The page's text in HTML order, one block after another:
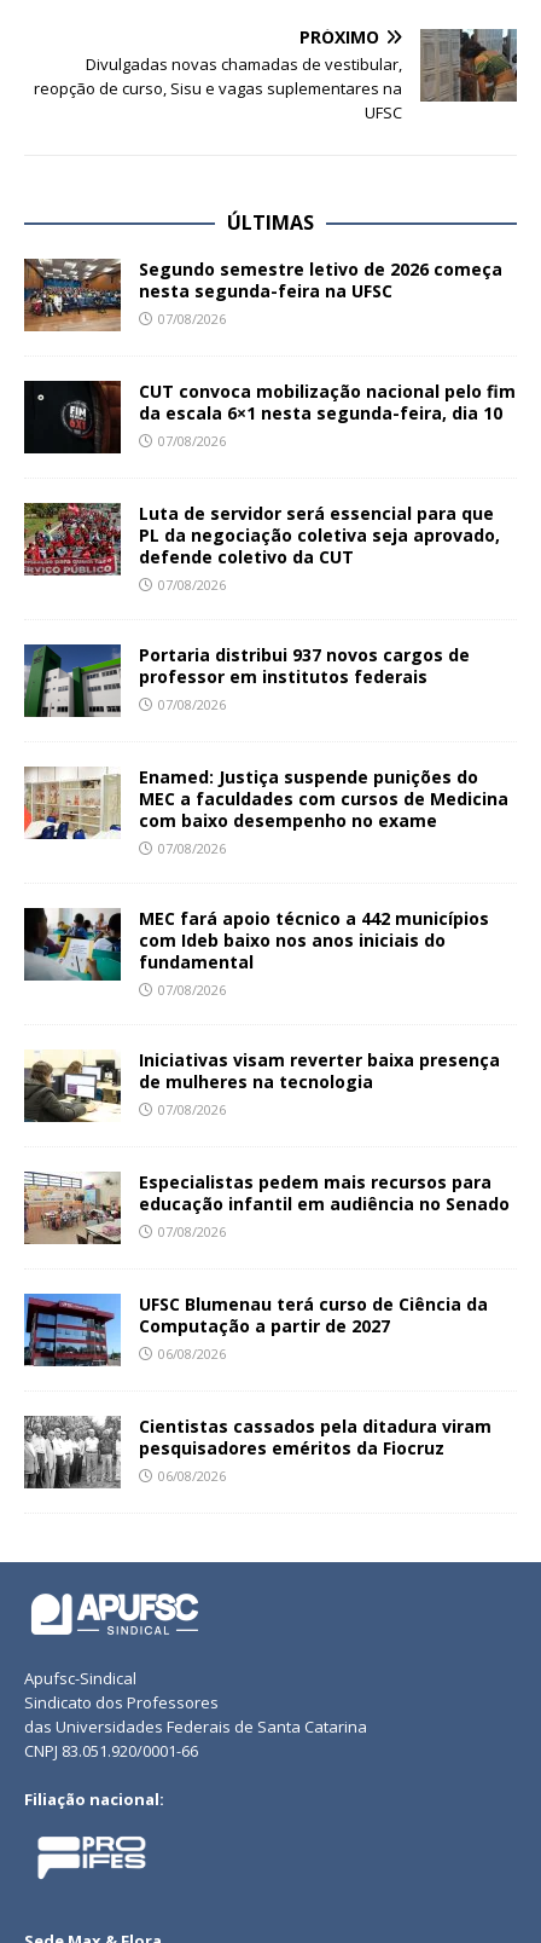
PRÓXIMO
Divulgadas novas chamadas de vestibular,
reopção de curso, Sisu e vagas suplementares na
UFSC
ÚLTIMAS
Segundo semestre letivo de 2026 começa
nesta segunda-feira na UFSC
07/08/2026
CUT convoca mobilização nacional pelo fim
da escala 6×1 nesta segunda-feira, dia 10
07/08/2026
Luta de servidor será essencial para que
PL da negociação coletiva seja aprovado,
defende coletivo da CUT
07/08/2026
Portaria distribui 937 novos cargos de
professor em institutos federais
07/08/2026
Enamed: Justiça suspende punições do
MEC a faculdades com cursos de Medicina
com baixo desempenho no exame
07/08/2026
MEC fará apoio técnico a 442 municípios
com Ideb baixo nos anos iniciais do
fundamental
07/08/2026
Iniciativas visam reverter baixa presença
de mulheres na tecnologia
07/08/2026
Especialistas pedem mais recursos para
educação infantil em audiência no Senado
07/08/2026
UFSC Blumenau terá curso de Ciência da
Computação a partir de 2027
06/08/2026
Cientistas cassados pela ditadura viram
pesquisadores eméritos da Fiocruz
06/08/2026
Apufsc-Sindical
Sindicato dos Professores
das Universidades Federais de Santa Catarina
CNPJ 83.051.920/0001-66
Filiação nacional: